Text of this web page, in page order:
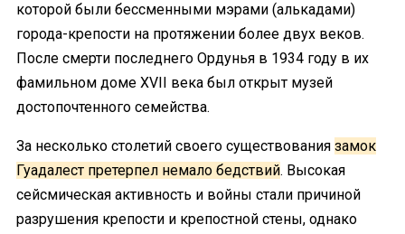
которой были бессменными мэрами (алькадами)
города-крепости на протяжении более двух веков.
После смерти последнего Ордунья в 1934 году в их
фамильном доме XVII века был открыт музей
достопочтенного семейства.
За несколько столетий своего существования замок
Гуадалест претерпел немало бедствий. Высокая
сейсмическая активность и войны стали причиной
разрушения крепости и крепостной стены, однако